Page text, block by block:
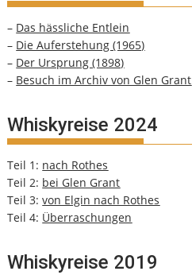
– Das hässliche Entlein
– Die Auferstehung (1965)
– Der Ursprung (1898)
– Besuch im Archiv von Glen Grant
Whiskyreise 2024
Teil 1: nach Rothes
Teil 2: bei Glen Grant
Teil 3:von Elgin nach Rothes
Teil 4: Überraschungen
Whiskyreise 2019